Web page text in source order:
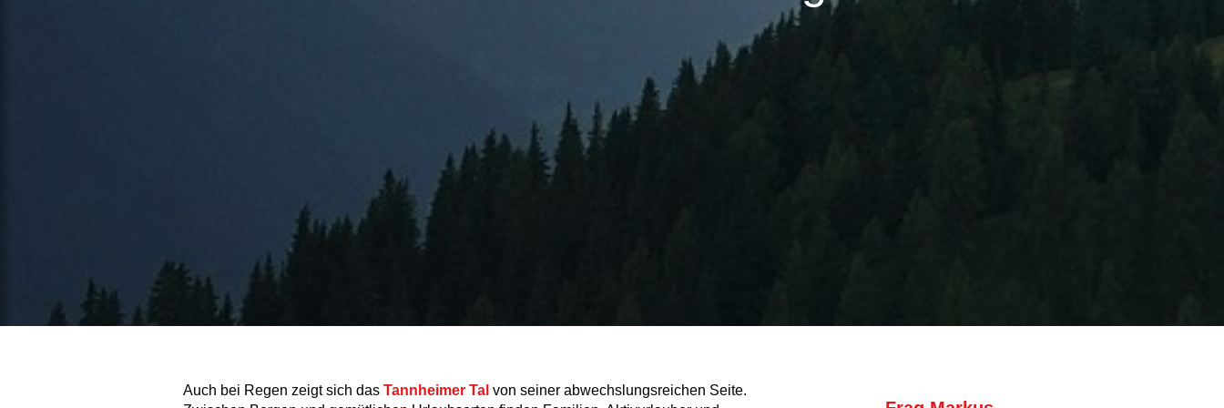
Auch bei Regen zeigt sich das Tannheimer Tal von seiner abwechslungsreichen Seite.